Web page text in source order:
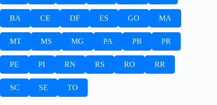
BA CE DF ES GO MA
MT MS MG PA PB PR
PE PI RN RS RO RR
SC SE TO